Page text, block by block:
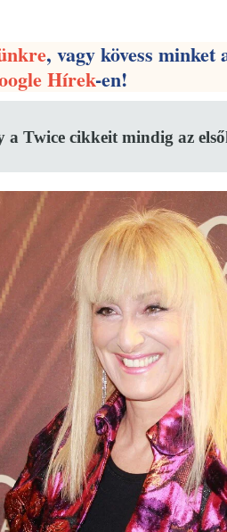
, vagy kövess minket
Hírek-en!
a Twice cikkeit mindig az